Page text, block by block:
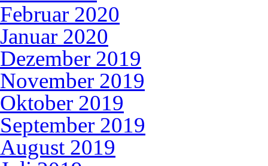
Februar 2020
Januar 2020
Dezember 2019
November 2019
Oktober 2019
September 2019
August 2019